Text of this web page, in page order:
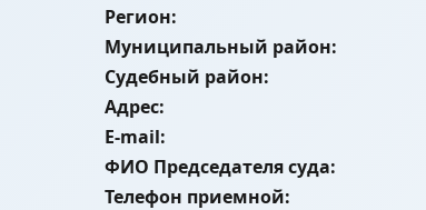
Регион:
Муниципальный район:
Судебный район:
Адрес:
E-mail:
ФИО Председателя суда:
Телефон приемной: